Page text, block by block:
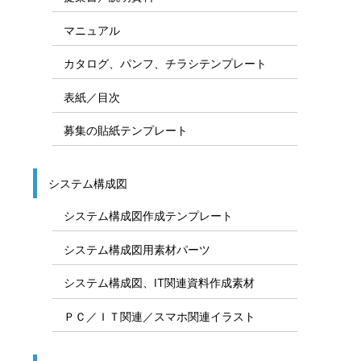
マニュアル
カタログ、パンフ、チラシテンプレート
表紙／目次
募集の貼紙テンプレート
システム構成図
システム構成図作成テンプレート
システム構成図用素材パーツ
システム構成図、IT関連資料作成素材
ＰＣ／ＩＴ関連／スマホ関連イラスト